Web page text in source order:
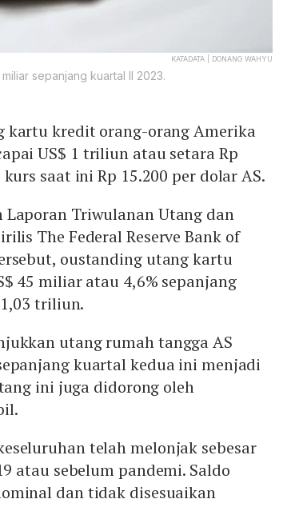
KATADATA | DONANG WAHYU
sepanjang kuartal II 2023.
kartu kredit orang-orang Amerika
US$ 1 triliun atau setara Rp
saat ini Rp 15.200 per dolar AS.
Triwulanan Utang dan
The Federal Reserve Bank of
oustanding utang kartu
45 miliar atau 4,6% sepanjang
triliun.
utang rumah tangga AS
kuartal kedua ini menjadi
ini juga didorong oleh
telah melonjak sebesar
atau sebelum pandemi. Saldo
dan tidak disesuaikan